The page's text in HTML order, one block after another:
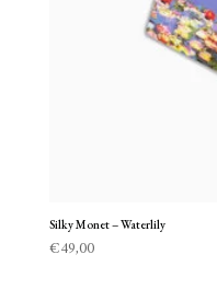
Silky Monet – Waterlily
€49,00